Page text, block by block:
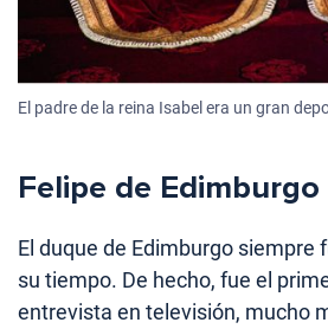
El padre de la reina Isabel era un gran
Felipe de Edimburgo
El duque de Edimburgo siempre
su tiempo. De hecho, fue el
entrevista en televisión, mucho